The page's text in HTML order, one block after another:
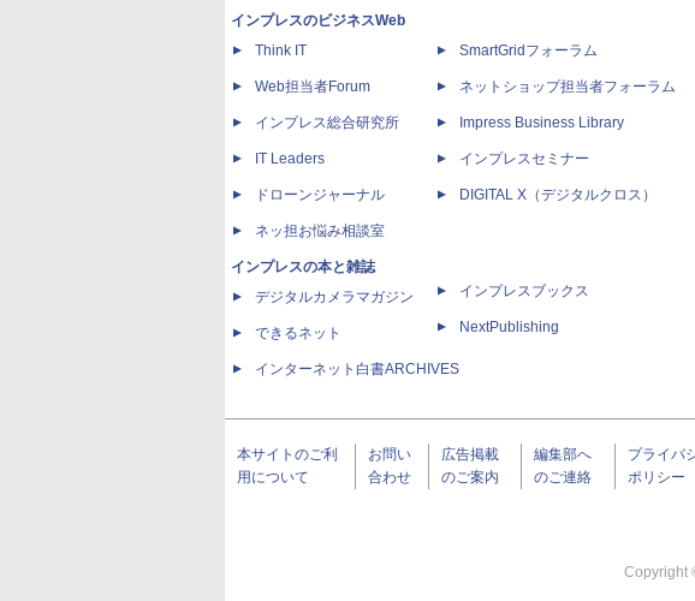
インプレスのビジネスWeb
Think IT
Web担当者Forum
インプレス総合研究所
IT Leaders
ドローンジャーナル
ネッ担お悩み相談室
インプレスの本と雑誌
デジタルカメラマガジン
できるネット
インターネット白書ARCHIVES
SmartGridフォーラム
ネットショップ担当者フォーラム
Impress Business Library
インプレスセミナー
DIGITAL X（デジタルクロス）
インプレスブックス
NextPublishing
本サイトのご利
用について
お問い
合わせ
広告掲載
のご案内
編集部へ
のご連絡
プライバ
ポリシー
Copyright